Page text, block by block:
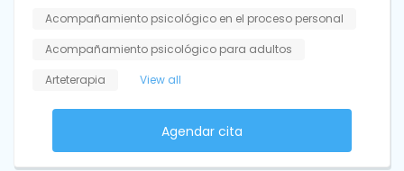
Acompañamiento psicológico en el proceso personal
Acompañamiento psicológico para adultos
Arteterapia
View all
Agendar cita